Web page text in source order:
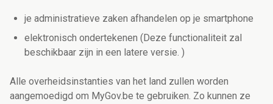
je administratieve zaken afhandelen op je smartphone
elektronisch ondertekenen (Deze functionaliteit zal
beschikbaar zijn in een latere versie. )
Alle overheidsinstanties van het land zullen worden
aangemoedigd om MyGov.be te gebruiken. Zo kunnen ze